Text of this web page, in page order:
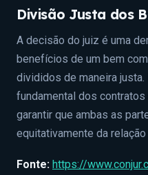
Divisão Justa dos
A decisão do juiz é uma
benefícios de um bem
divididos de maneira
fundamental dos
garantir que ambas as
equitativamente da
Fonte: https://